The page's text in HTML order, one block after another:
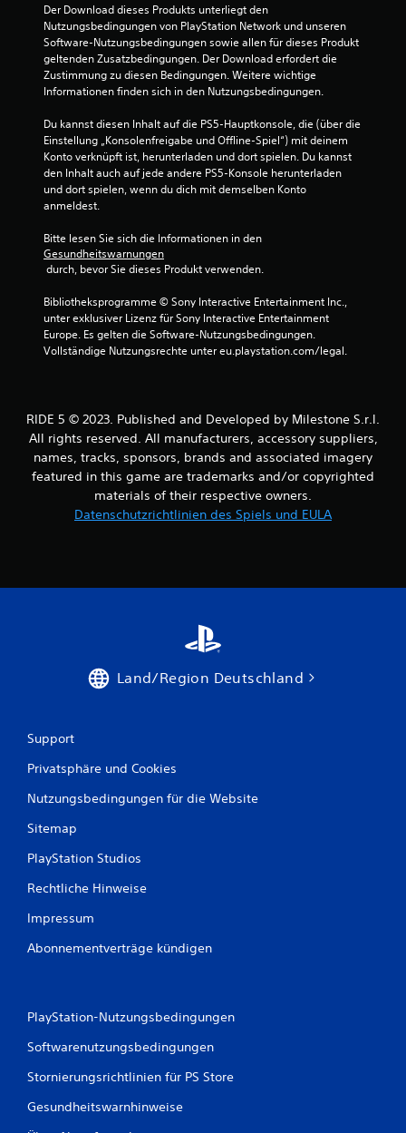
Der Download dieses Produkts unterliegt den
Nutzungsbedingungen von PlayStation Network und unseren
Software-Nutzungsbedingungen sowie allen für dieses Produkt
geltenden Zusatzbedingungen. Der Download erfordert die
Zustimmung zu diesen Bedingungen. Weitere wichtige
Informationen finden sich in den Nutzungsbedingungen.
Du kannst diesen Inhalt auf die PS5-Hauptkonsole, die (über die
Einstellung „Konsolenfreigabe und Offline-Spiel“) mit deinem
Konto verknüpft ist, herunterladen und dort spielen. Du kannst
den Inhalt auch auf jede andere PS5-Konsole herunterladen
und dort spielen, wenn du dich mit demselben Konto
anmeldest.
Bitte lesen Sie sich die Informationen in den
Gesundheitswarnungen
durch, bevor Sie dieses Produkt verwenden.
Bibliotheksprogramme © Sony Interactive Entertainment Inc.,
unter exklusiver Lizenz für Sony Interactive Entertainment
Europe. Es gelten die Software-Nutzungsbedingungen.
Vollständige Nutzungsrechte unter eu.playstation.com/legal.
RIDE 5 © 2023. Published and Developed by Milestone S.r.l.
All rights reserved. All manufacturers, accessory suppliers,
names, tracks, sponsors, brands and associated imagery
featured in this game are trademarks and/or copyrighted
materials of their respective owners.
Datenschutzrichtlinien des Spiels und EULA
Land/Region Deutschland
Support
Privatsphäre und Cookies
Nutzungsbedingungen für die Website
Sitemap
PlayStation Studios
Rechtliche Hinweise
Impressum
Abonnementverträge kündigen
PlayStation-Nutzungsbedingungen
Softwarenutzungsbedingungen
Stornierungsrichtlinien für PS Store
Gesundheitswarnhinweise